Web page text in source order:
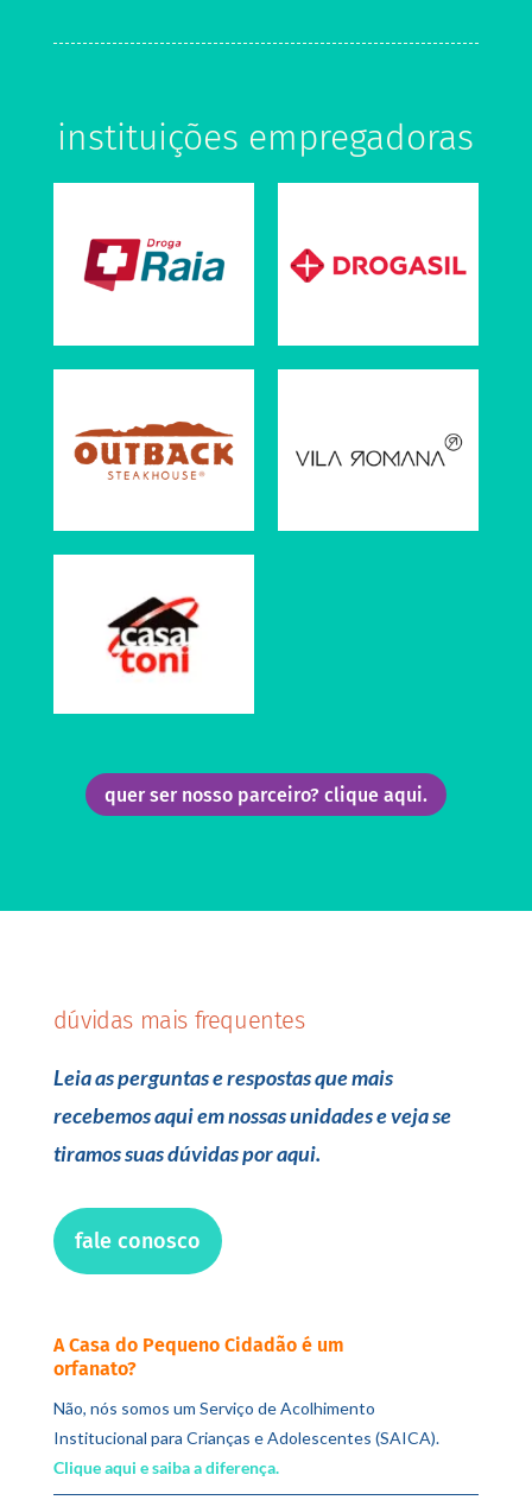
instituições empregadoras
quer ser nosso parceiro? clique aqui.
dúvidas mais frequentes
Leia as perguntas e respostas que mais
recebemos aqui em nossas unidades e veja se
tiramos suas dúvidas por aqui.
fale conosco
A Casa do Pequeno Cidadão é um
orfanato?
Não, nós somos um Serviço de Acolhimento
Institucional para Crianças e Adolescentes (SAICA).
Clique aqui e saiba a diferença.